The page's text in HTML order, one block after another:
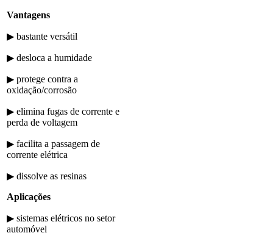
Vantagens
▶ bastante versátil
▶ desloca a humidade
▶ protege contra a
oxidação/corrosão
▶ elimina fugas de corrente e
perda de voltagem
▶ facilita a passagem de
corrente elétrica
▶ dissolve as resinas
Aplicações
▶ sistemas elétricos no setor
automóvel